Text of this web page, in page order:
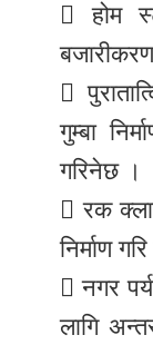
 होम

गुम्बा
गरिनेछ ।
 रक
निर्माण
 नगर
लागि